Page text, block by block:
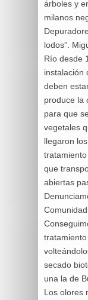
árboles y
milanos
lodos”.
Río desde
instalación
deben
produce la
para que
vegetales
llegaron
que
abiertas
secado
una la de
Los olores